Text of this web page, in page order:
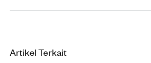
Artikel Terkait